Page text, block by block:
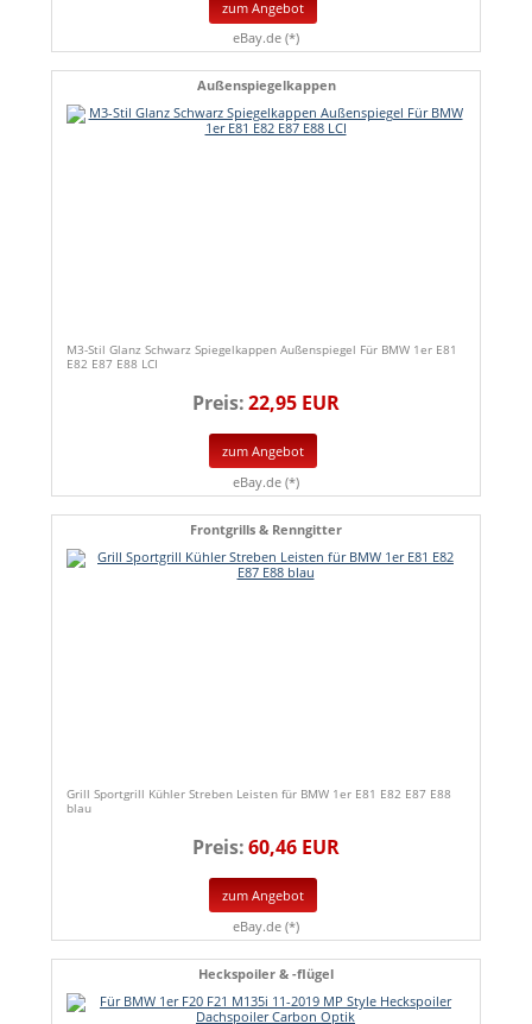
zum Angebot
eBay.de (*)
Außenspiegelkappen
M3-Stil Glanz Schwarz Spiegelkappen Außenspiegel Für BMW 1er E81
E82 E87 E88 LCI
Preis:22,95 EUR
zum Angebot
eBay.de (*)
Frontgrills & Renngitter
Grill Sportgrill Kühler Streben Leisten für BMW 1er E81 E82 E87 E88
blau
Preis:60,46 EUR
zum Angebot
eBay.de (*)
Heckspoiler & -flügel